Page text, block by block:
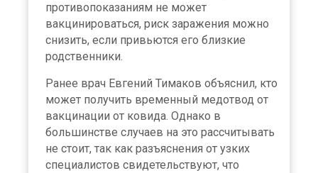
противопоказаниям не может
вакцинироваться, риск заражения можно
снизить, если привьются его близкие
родственники.
Ранее врач Евгений Тимаков объяснил, кто
может получить временный медотвод от
вакцинации от ковида. Однако в
большинстве случаев на это рассчитывать
не стоит, так как разъяснения от узких
специалистов свидетельствуют, что